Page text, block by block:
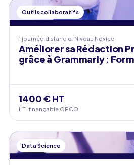
Outils collaboratifs
1 journée distanciel Niveau Novice
Améliorer sa Rédaction
grâce à Grammarly :
1400 € HT
HT · finançable OPCO
Data Science